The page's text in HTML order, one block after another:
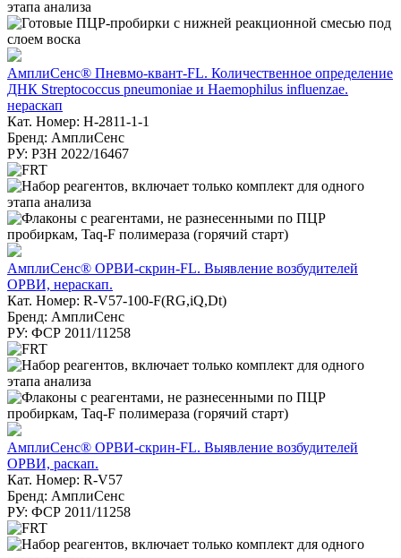
АмплиСенс® Пневмо-квант-FL. Количественное определение
ДНК Streptococcus pneumoniae и Haemophilus influenzae.
нераскап
Кат. Номер: H-2811-1-1
Бренд: АмплиСенс
РУ: РЗН 2022/16467
АмплиСенс® ОРВИ-скрин-FL. Выявление возбудителей
ОРВИ, нераскап.
Кат. Номер: R-V57-100-F(RG,iQ,Dt)
Бренд: АмплиСенс
РУ: ФСР 2011/11258
АмплиСенс® ОРВИ-скрин-FL. Выявление возбудителей
ОРВИ, раскап.
Кат. Номер: R-V57
Бренд: АмплиСенс
РУ: ФСР 2011/11258